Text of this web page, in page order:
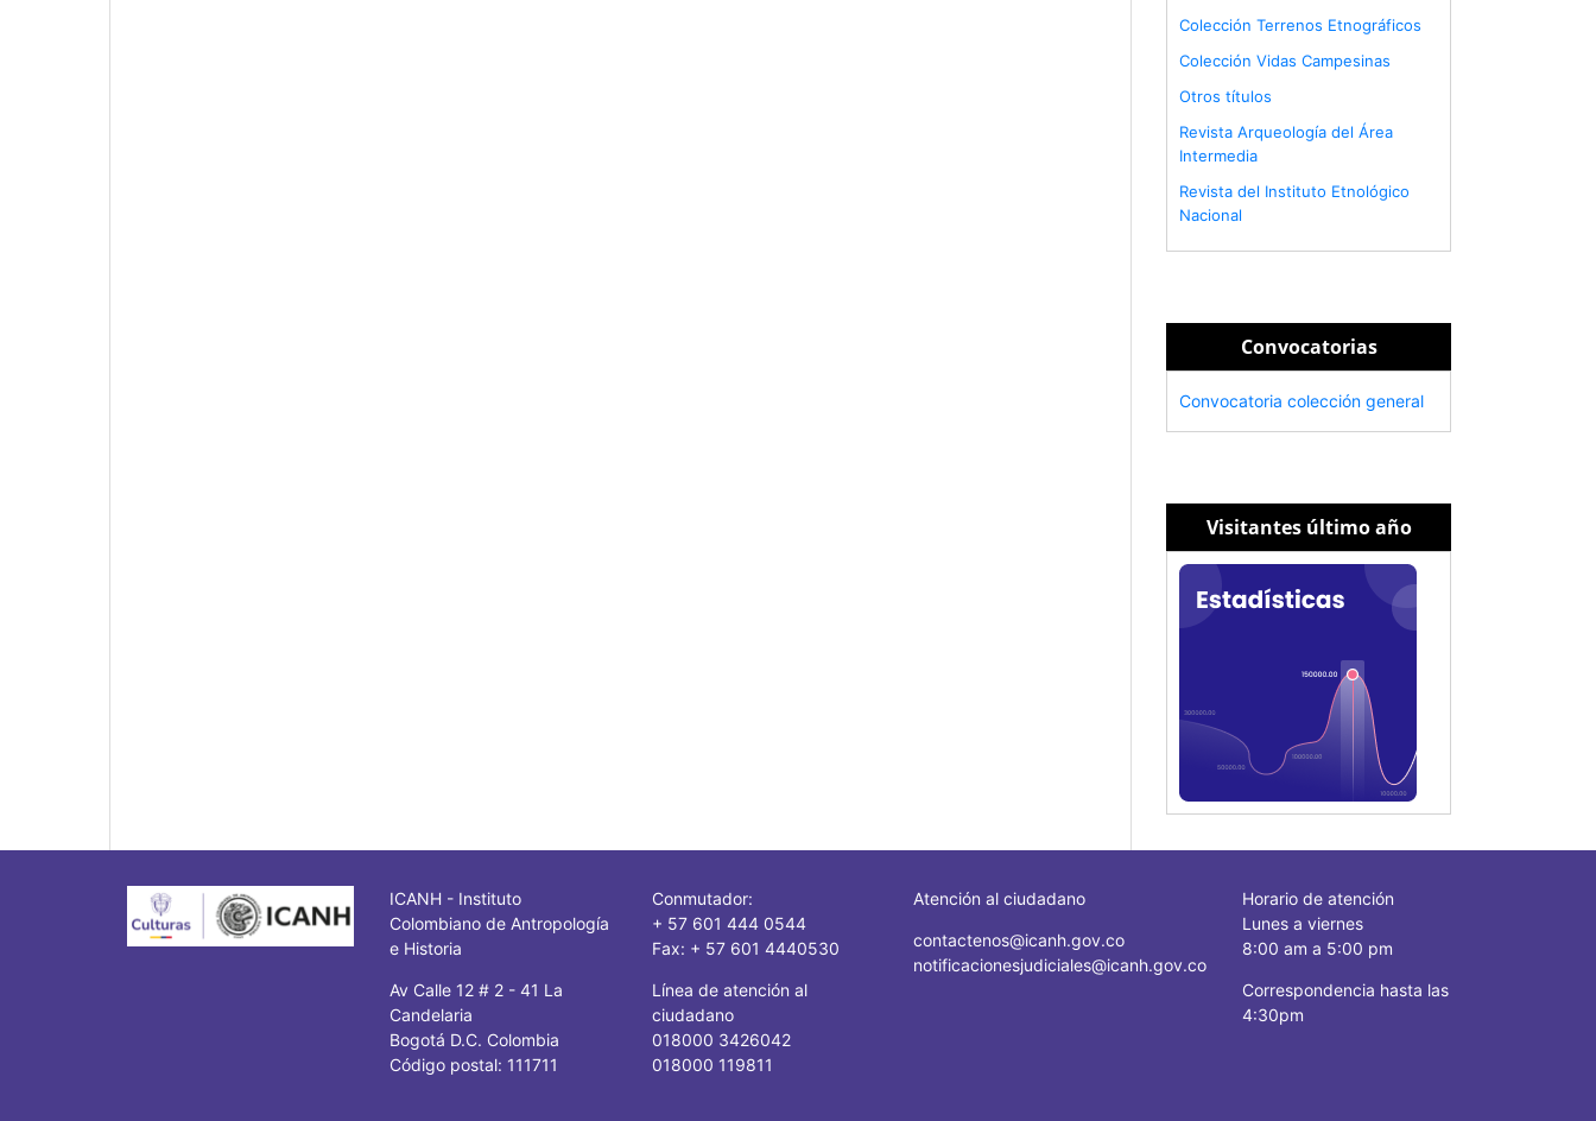
Colección Terrenos Etnográficos
Colección Vidas Campesinas
Otros títulos
Revista Arqueología del Área
Intermedia
Revista del Instituto Etnológico
Nacional
Convocatorias
Convocatoria colección general
Visitantes último año
ICANH - Instituto
Colombiano de Antropología
e Historia
Av Calle 12 # 2 - 41 La
Candelaria
Bogotá D.C. Colombia
Código postal: 111711
Conmutador:
+ 57 601 444 0544
Fax: + 57 601 4440530
Línea de atención al
ciudadano
018000 3426042
018000 119811
Atención al ciudadano
contactenos@icanh.gov.co
notificacionesjudiciales@icanh.gov.co
Horario de atención
Lunes a viernes
8:00 am a 5:00 pm
Correspondencia hasta las
4:30pm